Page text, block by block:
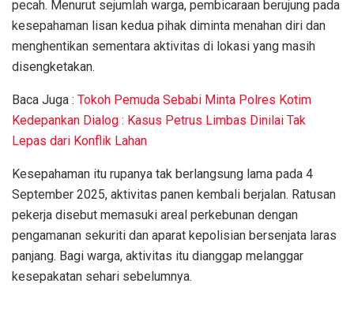
pecah. Menurut sejumlah warga, pembicaraan berujung pada
kesepahaman lisan kedua pihak diminta menahan diri dan
menghentikan sementara aktivitas di lokasi yang masih
disengketakan.
Baca Juga : Tokoh Pemuda Sebabi Minta Polres Kotim
Kedepankan Dialog : Kasus Petrus Limbas Dinilai Tak
Lepas dari Konflik Lahan
Kesepahaman itu rupanya tak berlangsung lama pada 4
September 2025, aktivitas panen kembali berjalan. Ratusan
pekerja disebut memasuki areal perkebunan dengan
pengamanan sekuriti dan aparat kepolisian bersenjata laras
panjang. Bagi warga, aktivitas itu dianggap melanggar
kesepakatan sehari sebelumnya.